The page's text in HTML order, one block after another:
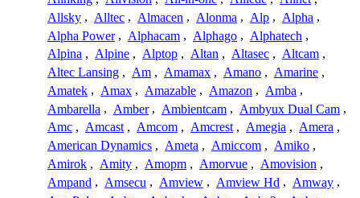
Allsky , Alltec , Almacen , Alonma , Alp , Alpha ,
Alpha Power , Alphacam , Alphago , Alphatech ,
Alpina , Alpine , Alptop , Altan , Altasec , Altcam ,
Altec Lansing , Am , Amamax , Amano , Amarine ,
Amatek , Amax , Amazable , Amazon , Amba ,
Ambarella , Amber , Ambientcam , Ambyux Dual Cam ,
Amc , Amcast , Amcom , Amcrest , Amegia , Amera ,
American Dynamics , Ameta , Amiccom , Amiko ,
Amirok , Amity , Amopm , Amorvue , Amovision ,
Ampand , Amsecu , Amview , Amview Hd , Amway ,